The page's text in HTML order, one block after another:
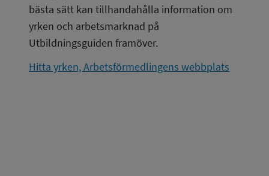
bästa sätt kan tillhandahålla information om
yrken och arbetsmarknad på
Utbildningsguiden framöver.
Hitta yrken, Arbetsförmedlingens webbplats